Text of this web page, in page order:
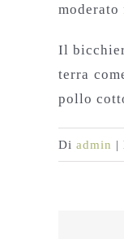
Il
terra
pollo
Di admin |